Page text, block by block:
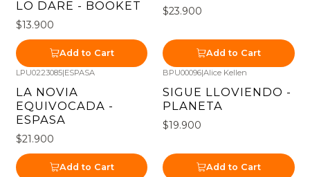
LO DARE - BOOKET
$13.900
Add to Cart
$23.900
Add to Cart
LPU0223085|ESPASA
LA NOVIA
EQUIVOCADA -
ESPASA
$21.900
Add to Cart
BPU00096|Alice Kellen
SIGUE LLOVIENDO -
PLANETA
$19.900
Add to Cart